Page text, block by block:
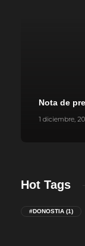
Nota de
1 diciembre,
Hot Tags
#DONOSTIA (1)